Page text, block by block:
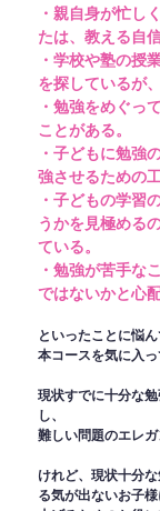
・親自身が忙し
たは、教える自
・学校や塾の授
を探しているが
・勉強をめぐっ
ことがある。
・子どもに勉強
強させるための
・子どもの学習
うかを見極める
ている。
・勉強が苦手な
ではないかと心
といったことに悩
本コースを気に入っ
現状すでに十分な
し、
難しい問題のエレ
けれど、現状十分
る気が出ないお子